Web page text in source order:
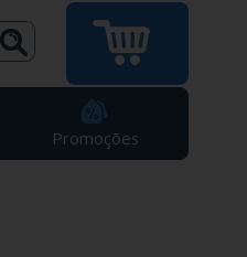
Promoções